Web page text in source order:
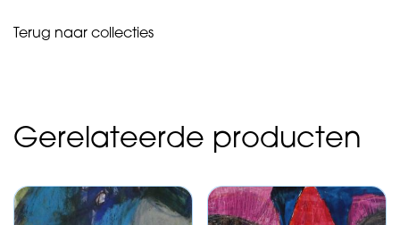
Terug naar collecties
Gerelateerde producten